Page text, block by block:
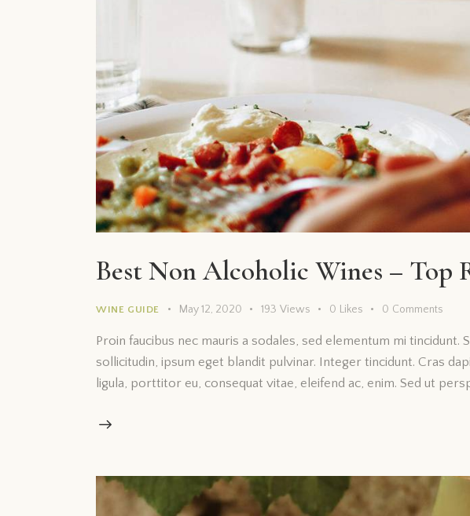
Best Non Alcoholic Wines – Top
WINE GUIDE May 12, 2020 193 Views 0 Likes 0 Comments
Proin faucibus nec mauris a sodales, sed elementum mi tincidunt.
sollicitudin, ipsum eget blandit pulvinar. Integer tincidunt. Cras
ligula, porttitor eu, consequat vitae, eleifend ac, enim. Sed ut